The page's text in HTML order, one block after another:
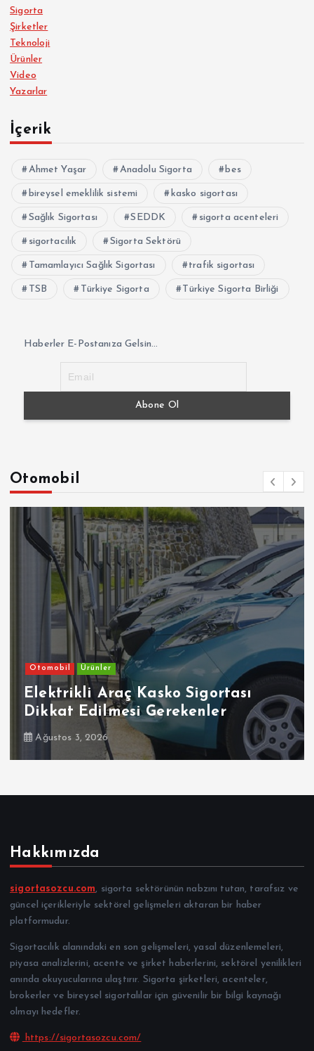
Sigorta
Şirketler
Teknoloji
Ürünler
Video
Yazarlar
İçerik
Ahmet Yaşar Anadolu Sigorta bes
bireysel emeklilik sistemi kasko sigortası
Sağlık Sigortası SEDDK sigorta acenteleri
sigortacılık Sigorta Sektörü
Tamamlayıcı Sağlık Sigortası trafik sigortası
TSB Türkiye Sigorta Türkiye Sigorta Birliği
Haberler E-Postanıza Gelsin...
Otomobil
Otomobil Ürünler
Elektrikli Araç Kasko Sigortası
Dikkat Edilmesi Gerekenler
Ağustos 3, 2026
Hakkımızda
sigortasozcu.com, sigorta sektörünün nabzını tutan, tarafsız ve
güncel içerikleriyle sektörel gelişmeleri aktaran bir haber
platformudur.
Sigortacılık alanındaki en son gelişmeleri, yasal düzenlemeleri,
piyasa analizlerini, acente ve şirket haberlerini, sektörel yenilikleri
anında okuyucularına ulaştırır. Sigorta şirketleri, acenteler,
brokerler ve bireysel sigortalılar için güvenilir bir bilgi kaynağı
olmayı hedefler.
https://sigortasozcu.com/